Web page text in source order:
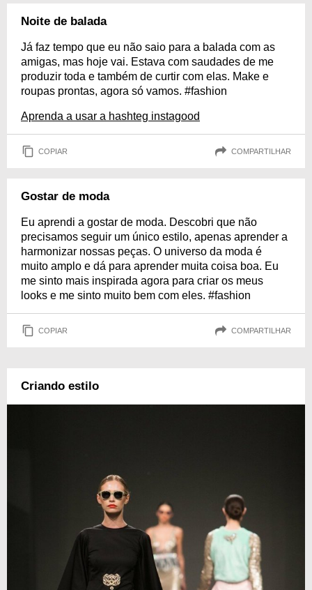
Noite de balada
Já faz tempo que eu não saio para a balada com as
amigas, mas hoje vai. Estava com saudades de me
produzir toda e também de curtir com elas. Make e
roupas prontas, agora só vamos. #fashion
Aprenda a usar a hashteg instagood
COPIAR COMPARTILHAR
Gostar de moda
Eu aprendi a gostar de moda. Descobri que não
precisamos seguir um único estilo, apenas aprender a
harmonizar nossas peças. O universo da moda é
muito amplo e dá para aprender muita coisa boa. Eu
me sinto mais inspirada agora para criar os meus
looks e me sinto muito bem com eles. #fashion
COPIAR COMPARTILHAR
Criando estilo